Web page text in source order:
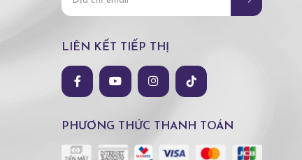
LIÊN KẾT TIẾP THỊ
PHƯƠNG THỨC THANH TOÁN